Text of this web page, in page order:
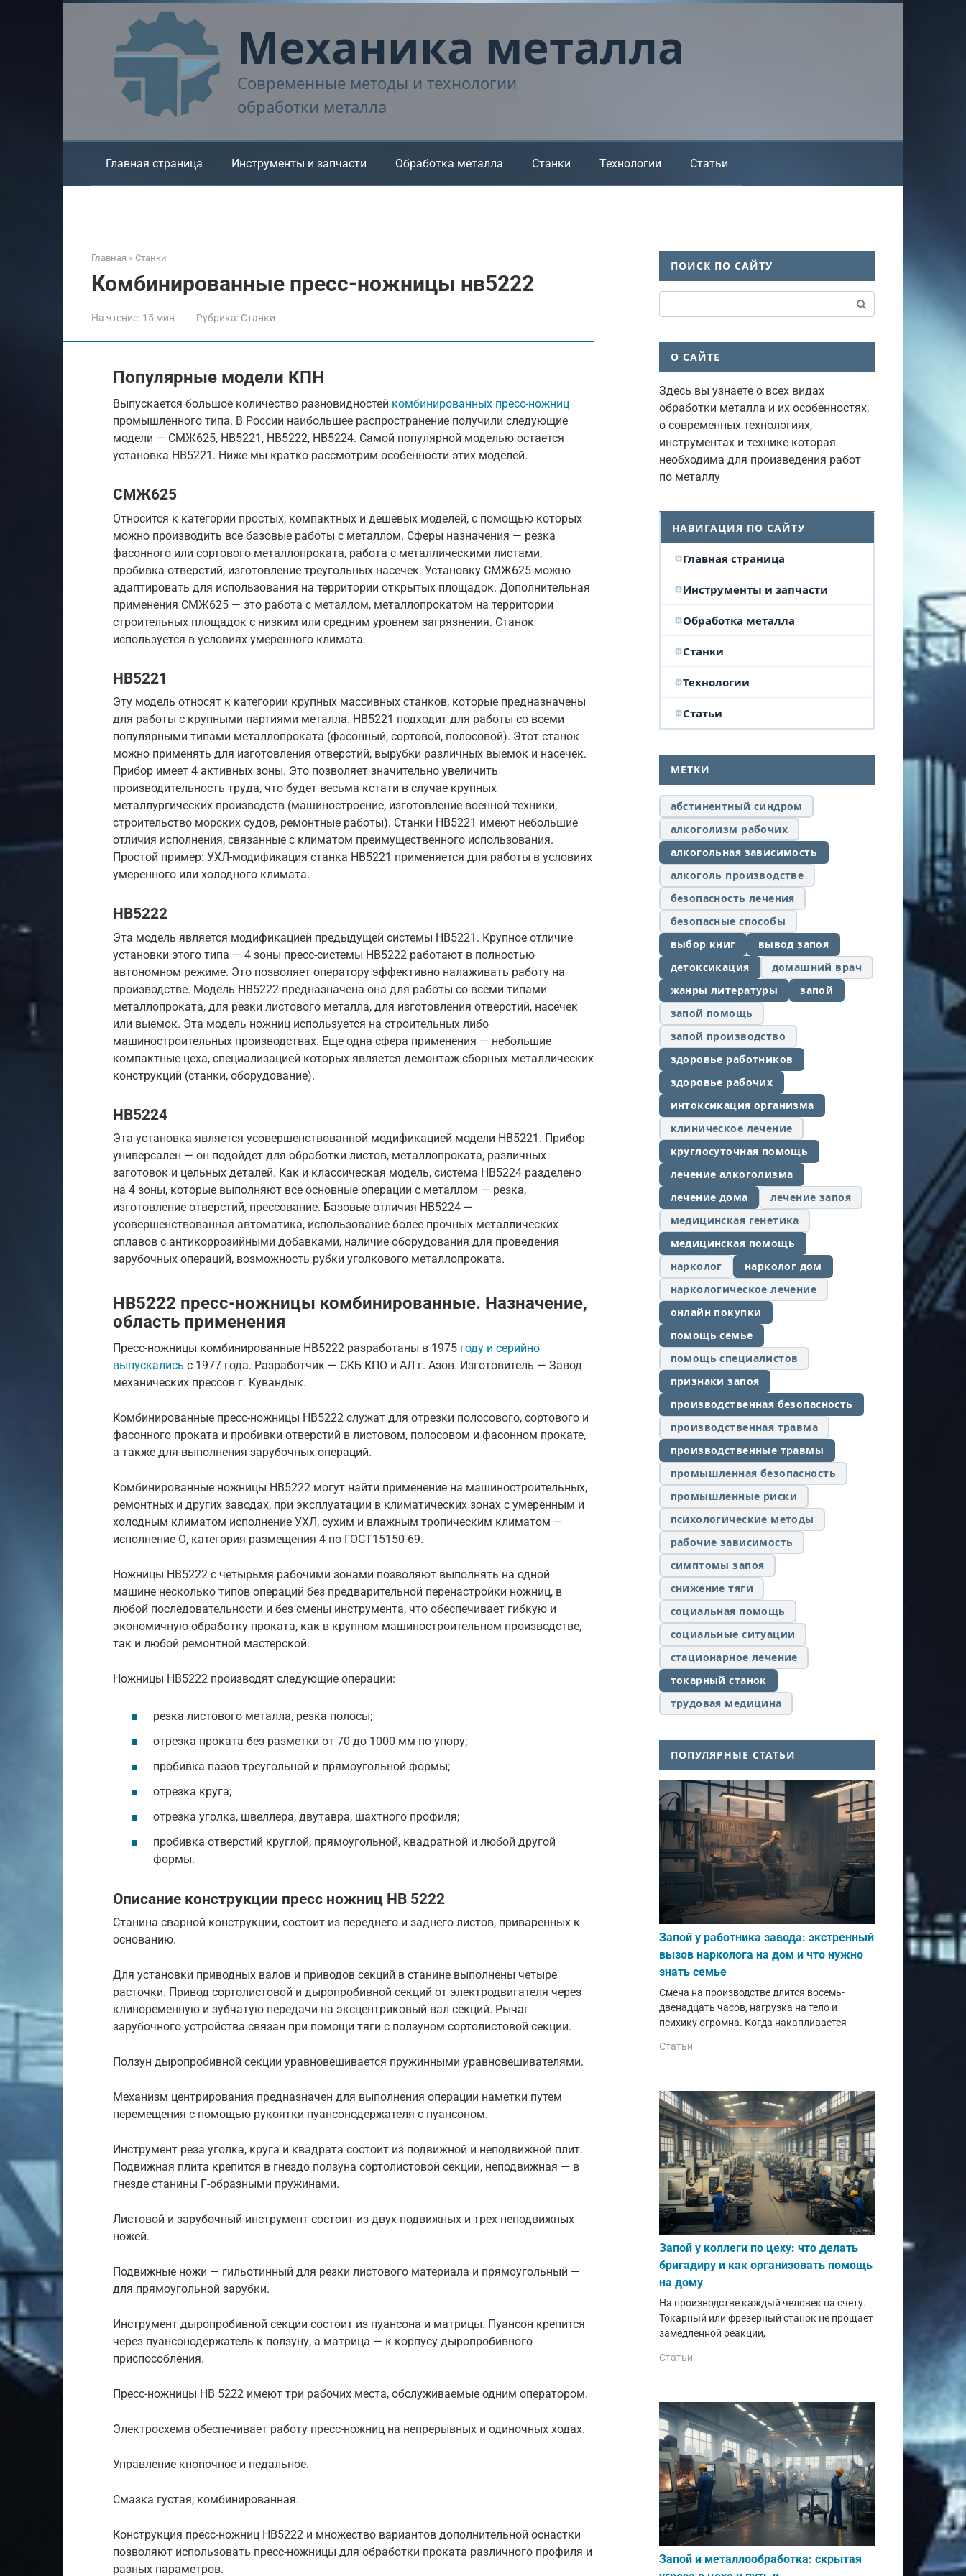
Механика металла
Современные методы и технологии
обработки металла
Главная страница Инструменты и запчасти Обработка металла Станки Технологии Статьи
Главная » Станки
Комбинированные пресс-ножницы нв5222
На чтение: 15 мин Рубрика: Станки
Популярные модели КПН
Выпускается большое количество разновидностей комбинированных пресс-ножниц
промышленного типа. В России наибольшее распространение получили следующие
модели — СМЖ625, НВ5221, НВ5222, НВ5224. Самой популярной моделью остается
установка НВ5221. Ниже мы кратко рассмотрим особенности этих моделей.
СМЖ625
Относится к категории простых, компактных и дешевых моделей, с помощью которых
можно производить все базовые работы с металлом. Сферы назначения — резка
фасонного или сортового металлопроката, работа с металлическими листами,
пробивка отверстий, изготовление треугольных насечек. Установку СМЖ625 можно
адаптировать для использования на территории открытых площадок. Дополнительная
применения СМЖ625 — это работа с металлом, металлопрокатом на территории
строительных площадок с низким или средним уровнем загрязнения. Станок
используется в условиях умеренного климата.
НВ5221
Эту модель относят к категории крупных массивных станков, которые предназначены
для работы с крупными партиями металла. НВ5221 подходит для работы со всеми
популярными типами металлопроката (фасонный, сортовой, полосовой). Этот станок
можно применять для изготовления отверстий, вырубки различных выемок и насечек.
Прибор имеет 4 активных зоны. Это позволяет значительно увеличить
производительность труда, что будет весьма кстати в случае крупных
металлургических производств (машиностроение, изготовление военной техники,
строительство морских судов, ремонтные работы). Станки НВ5221 имеют небольшие
отличия исполнения, связанные с климатом преимущественного использования.
Простой пример: УХЛ-модификация станка НВ5221 применяется для работы в условиях
умеренного или холодного климата.
НВ5222
Эта модель является модификацией предыдущей системы НВ5221. Крупное отличие
установки этого типа — 4 зоны пресс-системы НВ5222 работают в полностью
автономном режиме. Это позволяет оператору эффективно налаживать работу на
производстве. Модель НВ5222 предназначена она для работы со всеми типами
металлопроката, для резки листового металла, для изготовления отверстий, насечек
или выемок. Эта модель ножниц используется на строительных либо
машиностроительных производствах. Еще одна сфера применения — небольшие
компактные цеха, специализацией которых является демонтаж сборных металлических
конструкций (станки, оборудование).
НВ5224
Эта установка является усовершенствованной модификацией модели НВ5221. Прибор
универсален — он подойдет для обработки листов, металлопроката, различных
заготовок и цельных деталей. Как и классическая модель, система НВ5224 разделено
на 4 зоны, которые выполняют все основные операции с металлом — резка,
изготовление отверстий, прессование. Базовые отличия НВ5224 —
усовершенствованная автоматика, использование более прочных металлических
сплавов с антикоррозийными добавками, наличие оборудования для проведения
зарубочных операций, возможность рубки уголкового металлопроката.
НВ5222 пресс-ножницы комбинированные. Назначение,
область применения
Пресс-ножницы комбинированные НВ5222 разработаны в 1975 году и серийно
выпускались с 1977 года. Разработчик — СКБ КПО и АЛ г. Азов. Изготовитель — Завод
механических прессов г. Кувандык.
Комбинированные пресс-ножницы НВ5222 служат для отрезки полосового, сортового и
фасонного проката и пробивки отверстий в листовом, полосовом и фасонном прокате,
а также для выполнения зарубочных операций.
Комбинированные ножницы НВ5222 могут найти применение на машиностроительных,
ремонтных и других заводах, при эксплуатации в климатических зонах с умеренным и
холодным климатом исполнение УХЛ, сухим и влажным тропическим климатом —
исполнение О, категория размещения 4 по ГОСТ15150-69.
Ножницы НВ5222 с четырьмя рабочими зонами позволяют выполнять на одной
машине несколько типов операций без предварительной перенастройки ножниц, в
любой последовательности и без смены инструмента, что обеспечивает гибкую и
экономичную обработку проката, как в крупном машиностроительном производстве,
так и любой ремонтной мастерской.
Ножницы НВ5222 производят следующие операции:
резка листового металла, резка полосы;
отрезка проката без разметки от 70 до 1000 мм по упору;
пробивка пазов треугольной и прямоугольной формы;
отрезка круга;
отрезка уголка, швеллера, двутавра, шахтного профиля;
пробивка отверстий круглой, прямоугольной, квадратной и любой другой
формы.
Описание конструкции пресс ножниц НВ 5222
Станина сварной конструкции, состоит из переднего и заднего листов, приваренных к
основанию.
Для установки приводных валов и приводов секций в станине выполнены четыре
расточки. Привод сортолистовой и дыропробивной секций от электродвигателя через
клиноременную и зубчатую передачи на эксцентриковый вал секций. Рычаг
зарубочного устройства связан при помощи тяги с ползуном сортолистовой секции.
Ползун дыропробивной секции уравновешивается пружинными уравновешивателями.
Механизм центрирования предназначен для выполнения операции наметки путем
перемещения с помощью рукоятки пуансонодержателя с пуансоном.
Инструмент реза уголка, круга и квадрата состоит из подвижной и неподвижной плит.
Подвижная плита крепится в гнездо ползуна сортолистовой секции, неподвижная — в
гнезде станины Г-образными пружинами.
Листовой и зарубочный инструмент состоит из двух подвижных и трех неподвижных
ножей.
Подвижные ножи — гильотинный для резки листового материала и прямоугольный —
для прямоугольной зарубки.
Инструмент дыропробивной секции состоит из пуансона и матрицы. Пуансон крепится
через пуансонодержатель к ползуну, а матрица — к корпусу дыропробивного
приспособления.
Пресс-ножницы НВ 5222 имеют три рабочих места, обслуживаемые одним оператором.
Электросхема обеспечивает работу пресс-ножниц на непрерывных и одиночных ходах.
Управление кнопочное и педальное.
Смазка густая, комбинированная.
Конструкция пресс-ножниц НВ5222 и множество вариантов дополнительной оснастки
позволяют использовать пресс-ножницы для обработки проката различного профиля и
разных параметров.
ПОИСК ПО САЙТУ
О САЙТЕ
Здесь вы узнаете о всех видах
обработки металла и их особенностях,
о современных технологиях,
инструментах и технике которая
необходима для произведения работ
по металлу
НАВИГАЦИЯ ПО САЙТУ
Главная страница
Инструменты и запчасти
Обработка металла
Станки
Технологии
Статьи
МЕТКИ
абстинентный синдром
алкоголизм рабочих
алкогольная зависимость
алкоголь производстве
безопасность лечения
безопасные способы
выбор книг
вывод запоя
детоксикация
домашний врач
жанры литературы
запой
запой помощь
запой производство
здоровье работников
здоровье рабочих
интоксикация организма
клиническое лечение
круглосуточная помощь
лечение алкоголизма
лечение дома
лечение запоя
медицинская генетика
медицинская помощь
нарколог
нарколог дом
наркологическое лечение
онлайн покупки
помощь семье
помощь специалистов
признаки запоя
производственная безопасность
производственная травма
производственные травмы
промышленная безопасность
промышленные риски
психологические методы
рабочие зависимость
симптомы запоя
снижение тяги
социальная помощь
социальные ситуации
стационарное лечение
токарный станок
трудовая медицина
ПОПУЛЯРНЫЕ СТАТЬИ
Запой у работника завода: экстренный
вызов нарколога на дом и что нужно
знать семье
Смена на производстве длится восемь-
двенадцать часов, нагрузка на тело и
психику огромна. Когда накапливается
Статьи
Запой у коллеги по цеху: что делать
бригадиру и как организовать помощь
на дому
На производстве каждый человек на счету.
Токарный или фрезерный станок не прощает
замедленной реакции,
Статьи
Запой и металлообработка: скрытая